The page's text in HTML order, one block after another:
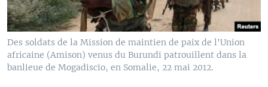
Des soldats de la Mission de maintien de paix de l'Union
africaine (Amison) venus du Burundi patrouillent dans la
banlieue de Mogadiscio, en Somalie, 22 mai 2012.